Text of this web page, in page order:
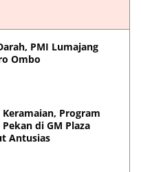
PMI Lumajang
Ombo
Program
di GM Plaza
Antusias